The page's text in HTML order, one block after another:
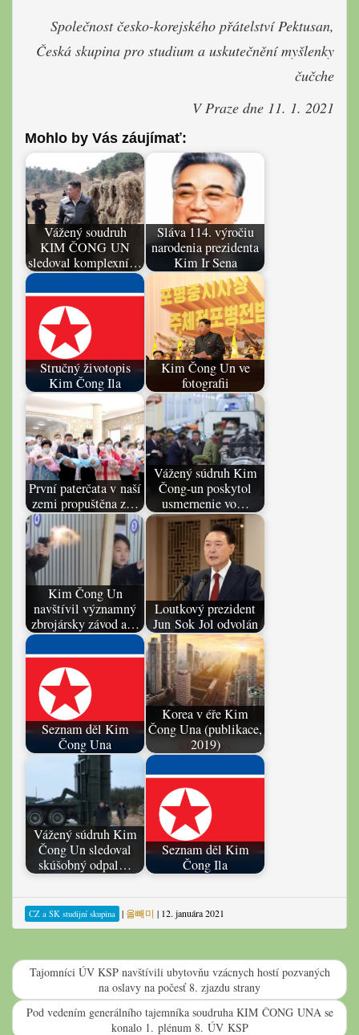
Společnost česko-korejského přátelství Pektusan,
Česká skupina pro studium a uskutečnění myšlenky
čučche
V Praze dne 11. 1. 2021
Mohlo by Vás záujímať:
Vážený soudruh
KIM ČONG UN
sledoval komplexní…
Sláva 114. výročiu
narodenia prezidenta
Kim Ir Sena
Stručný životopis
Kim Čong Ila
Kim Čong Un ve
fotografii
První paterčata v naší
zemi propuštěna z…
Vážený súdruh Kim
Čong-un poskytol
usmernenie vo…
Kim Čong Un
navštívil významný
zbrojársky závod a…
Loutkový prezident
Jun Sok Jol odvolán
Seznam děl Kim
Čong Una
Korea v éře Kim
Čong Una (publikace,
2019)
Vážený súdruh Kim
Čong Un sledoval
skúšobný odpal…
Seznam děl Kim
Čong Ila
CZ a SK studijní skupina | 올빼미 | 12. januára 2021
Tajomníci ÚV KSP navštívili ubytovňu vzácnych hostí pozvaných
na oslavy na počesť 8. zjazdu strany
Pod vedením generálního tajemníka soudruha KIM ČONG UNA se
konalo 1. plénum 8. ÚV KSP